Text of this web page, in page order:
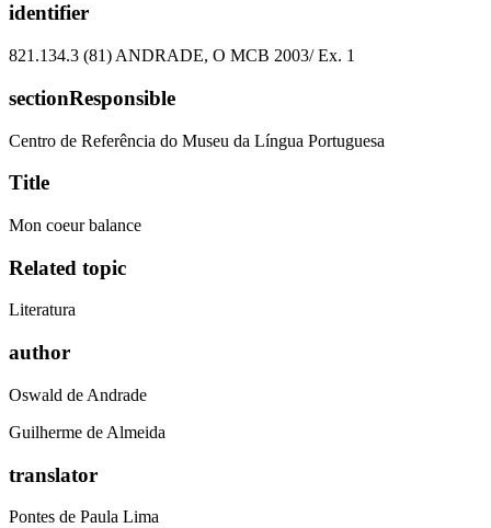
identifier
821.134.3 (81) ANDRADE, O MCB 2003/ Ex. 1
sectionResponsible
Centro de Referência do Museu da Língua Portuguesa
Title
Mon coeur balance
Related topic
Literatura
author
Oswald de Andrade
Guilherme de Almeida
translator
Pontes de Paula Lima